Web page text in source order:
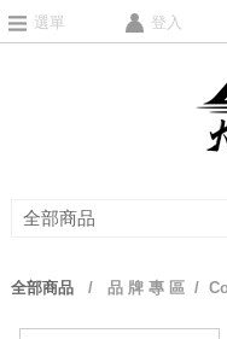
選單 登入
全部商品
全部商品/ 品 牌 專 區/